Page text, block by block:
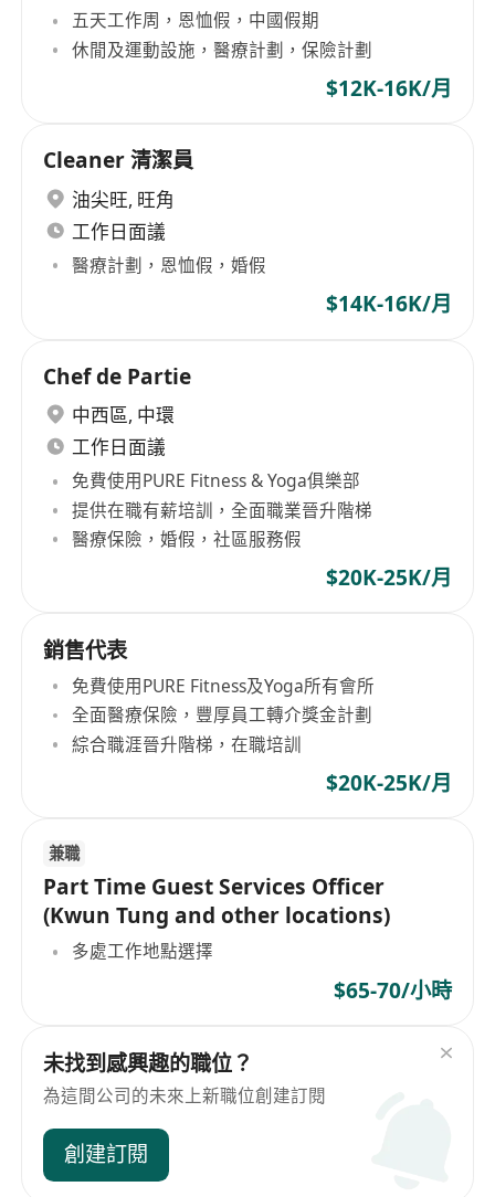
五天工作周，恩恤假，中國假期
休閒及運動設施，醫療計劃，保險計劃
$12K-16K/月
Cleaner 清潔員
油尖旺, 旺角
工作日面議
醫療計劃，恩恤假，婚假
$14K-16K/月
Chef de Partie
中西區, 中環
工作日面議
免費使用PURE Fitness & Yoga俱樂部
提供在職有薪培訓，全面職業晉升階梯
醫療保險，婚假，社區服務假
$20K-25K/月
銷售代表
免費使用PURE Fitness及Yoga所有會所
全面醫療保險，豐厚員工轉介獎金計劃
綜合職涯晉升階梯，在職培訓
$20K-25K/月
兼職
Part Time Guest Services Officer
(Kwun Tung and other locations)
多處工作地點選擇
$65-70/小時
未找到感興趣的職位？
為這間公司的未來上新職位創建訂閱
創建訂閱